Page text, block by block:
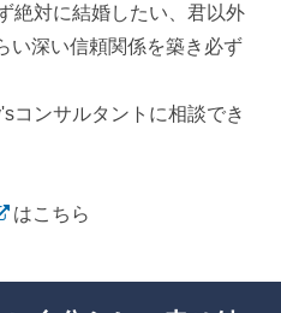
絶対に結婚したい、君以外
い深い信頼関係を築き必ず
コンサルタントに相談でき
はこちら